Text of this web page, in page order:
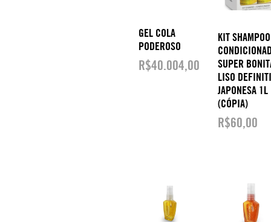
GEL COLA
PODEROSO
R$40.004,00
KIT
SUPER
LISO
JAPONESA 1L
(CÓPIA)
R$60,00